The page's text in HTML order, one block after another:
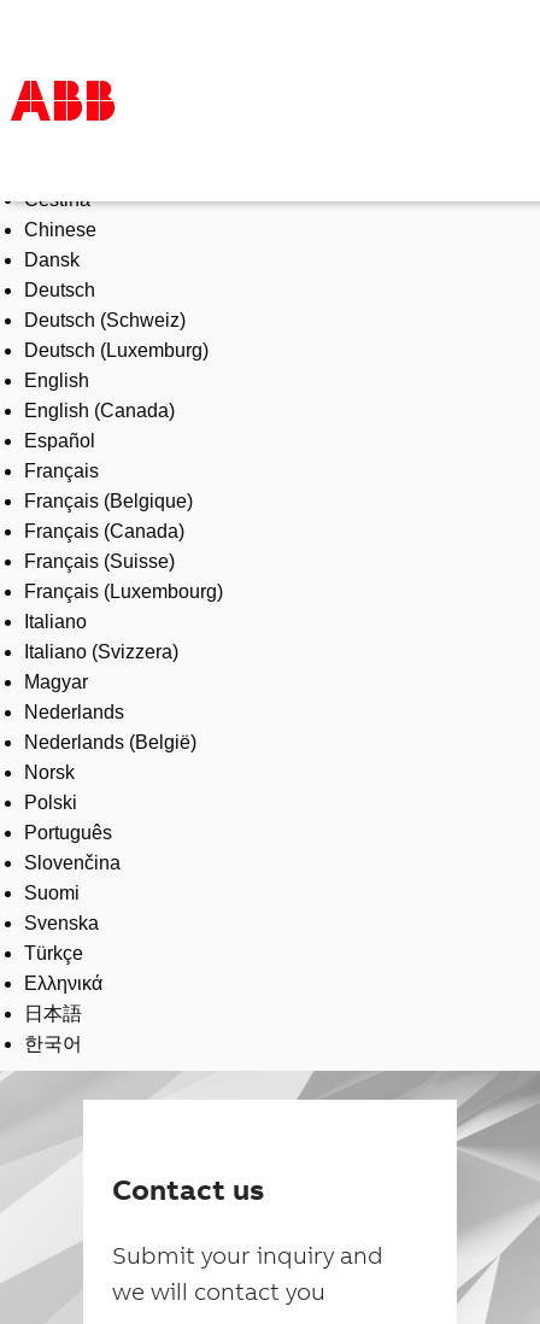
Products & Solutions
Industries
Services
About us
Where to buy
Contact us
Careers
Čeština
Chinese
Dansk
Deutsch
Deutsch (Schweiz)
Deutsch (Luxemburg)
English
English (Canada)
Español
Français
Français (Belgique)
Français (Canada)
Français (Suisse)
Français (Luxembourg)
Italiano
Italiano (Svizzera)
Magyar
Nederlands
Nederlands (België)
Norsk
Polski
Português
Slovenčina
Suomi
Svenska
Türkçe
Ελληνικά
日本語
한국어
Contact us
Submit your inquiry and
we will contact you